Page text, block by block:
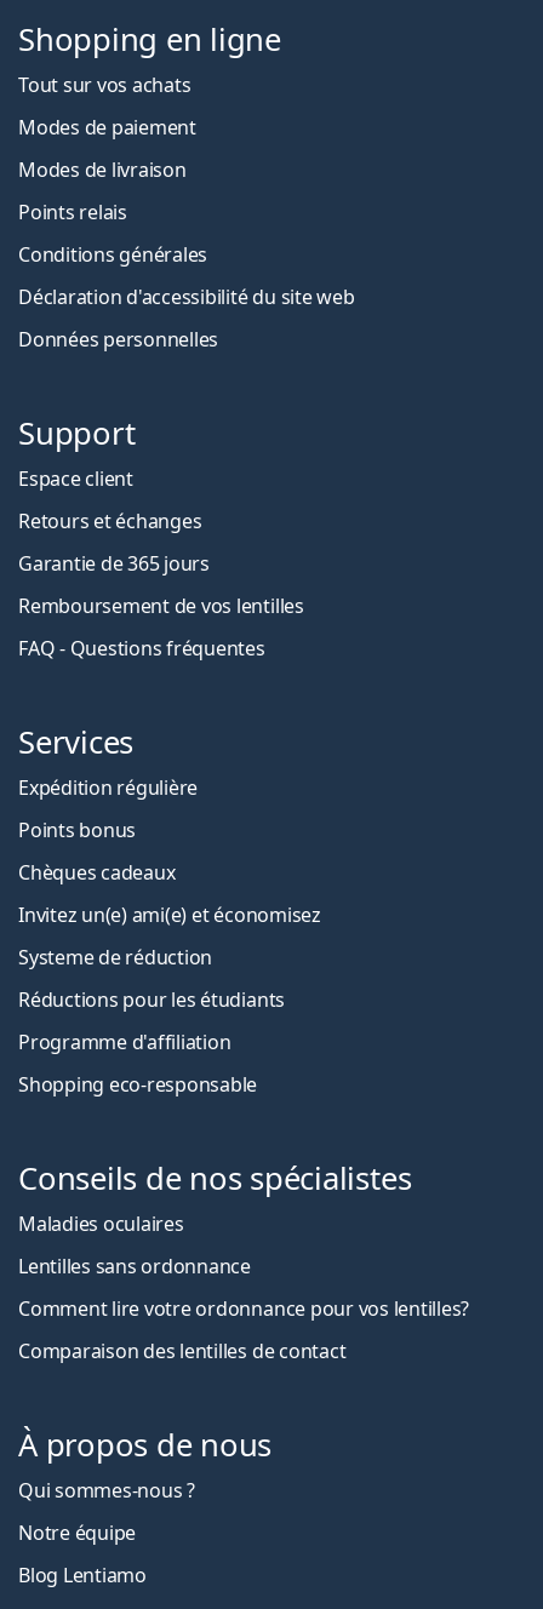
Shopping en ligne
Tout sur vos achats
Modes de paiement
Modes de livraison
Points relais
Conditions générales
Déclaration d'accessibilité du site web
Données personnelles
Support
Espace client
Retours et échanges
Garantie de 365 jours
Remboursement de vos lentilles
FAQ - Questions fréquentes
Services
Expédition régulière
Points bonus
Chèques cadeaux
Invitez un(e) ami(e) et économisez
Systeme de réduction
Réductions pour les étudiants
Programme d'affiliation
Shopping eco-responsable
Conseils de nos spécialistes
Maladies oculaires
Lentilles sans ordonnance
Comment lire votre ordonnance pour vos lentilles?
Comparaison des lentilles de contact
À propos de nous
Qui sommes-nous ?
Notre équipe
Blog Lentiamo